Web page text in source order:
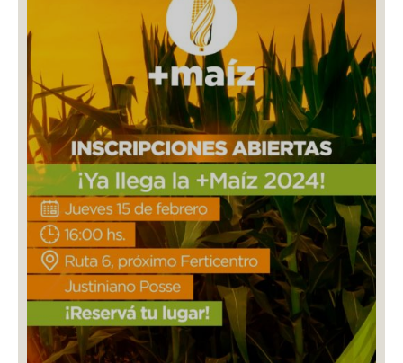
+MAÍZ 2024: MÁS INNOVACIÓN Y
CONOCIMIENTO PARA EL AGRO
19/02/2024
Así se vivió una nueva edición del evento más importante
del sudeste cordobés destinado a productores,
transportistas, ingenieros y asesores técnicos.